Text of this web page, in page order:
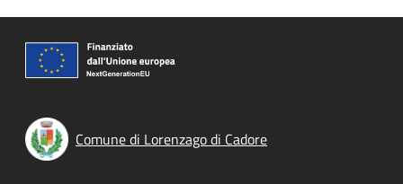
Comune di Lorenzago di Cadore